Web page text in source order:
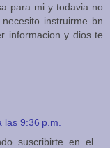
para mi y todavia no
instruirme bn
informacion y dios te
9:36 p.m.
suscribirte en el